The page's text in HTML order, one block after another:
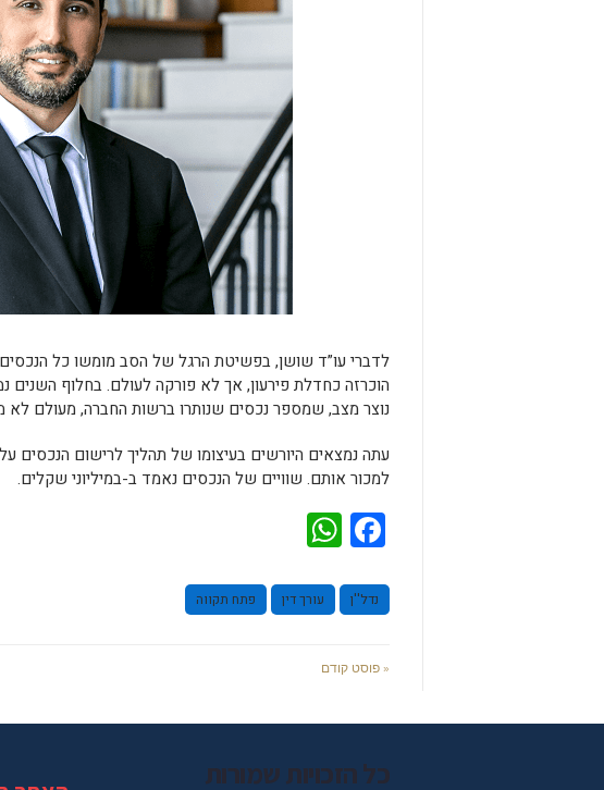
לדברי עו”ד שושן, בפשיטת הרגל של הסב מומשו כל
הוכרזה כחדלת פירעון, אך לא פורקה לעולם. בחלוף
נוצר מצב, שמספר נכסים שנותרו ברשות החברה, מעולם לא
עתה נמצאים היורשים בעיצומו של תהליך לרישום
למכור אותם. שוויים של הנכסים נאמד ב-במיליוני שקלים.
Facebook
נדל''ן עורך דין פתח תקווה
« פוסט קודם
כל הזכויות שמורות